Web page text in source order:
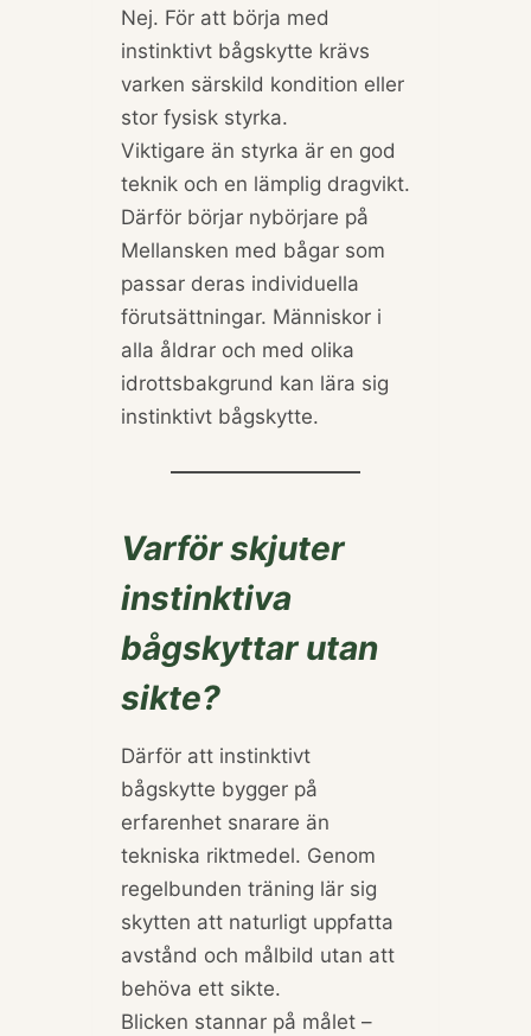
Nej. För att börja med
instinktivt bågskytte krävs
varken särskild kondition eller
stor fysisk styrka.
Viktigare än styrka är en god
teknik och en lämplig dragvikt.
Därför börjar nybörjare på
Mellansken med bågar som
passar deras individuella
förutsättningar. Människor i
alla åldrar och med olika
idrottsbakgrund kan lära sig
instinktivt bågskytte.
Varför skjuter
instinktiva
bågskyttar utan
sikte?
Därför att instinktivt
bågskytte bygger på
erfarenhet snarare än
tekniska riktmedel. Genom
regelbunden träning lär sig
skytten att naturligt uppfatta
avstånd och målbild utan att
behöva ett sikte.
Blicken stannar på målet –